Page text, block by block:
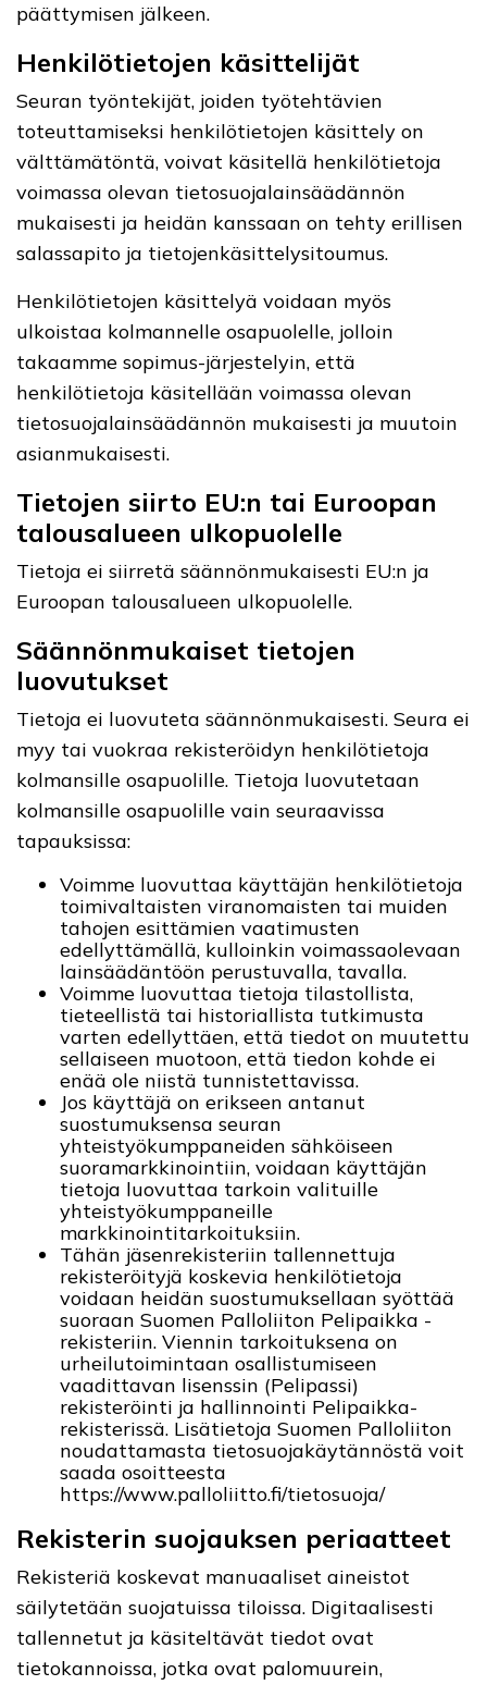
päättymisen jälkeen.
Henkilötietojen käsittelijät
Seuran työntekijät, joiden työtehtävien
toteuttamiseksi henkilötietojen käsittely on
välttämätöntä, voivat käsitellä henkilötietoja
voimassa olevan tietosuojalainsäädännön
mukaisesti ja heidän kanssaan on tehty erillisen
salassapito ja tietojenkäsittelysitoumus.
Henkilötietojen käsittelyä voidaan myös
ulkoistaa kolmannelle osapuolelle, jolloin
takaamme sopimus-järjestelyin, että
henkilötietoja käsitellään voimassa olevan
tietosuojalainsäädännön mukaisesti ja muutoin
asianmukaisesti.
Tietojen siirto EU:n tai Euroopan
talousalueen ulkopuolelle
Tietoja ei siirretä säännönmukaisesti EU:n ja
Euroopan talousalueen ulkopuolelle.
Säännönmukaiset tietojen
luovutukset
Tietoja ei luovuteta säännönmukaisesti. Seura ei
myy tai vuokraa rekisteröidyn henkilötietoja
kolmansille osapuolille. Tietoja luovutetaan
kolmansille osapuolille vain seuraavissa
tapauksissa:
Voimme luovuttaa käyttäjän henkilötietoja
toimivaltaisten viranomaisten tai muiden
tahojen esittämien vaatimusten
edellyttämällä, kulloinkin voimassaolevaan
lainsäädäntöön perustuvalla, tavalla.
Voimme luovuttaa tietoja tilastollista,
tieteellistä tai historiallista tutkimusta
varten edellyttäen, että tiedot on muutettu
sellaiseen muotoon, että tiedon kohde ei
enää ole niistä tunnistettavissa.
Jos käyttäjä on erikseen antanut
suostumuksensa seuran
yhteistyökumppaneiden sähköiseen
suoramarkkinointiin, voidaan käyttäjän
tietoja luovuttaa tarkoin valituille
yhteistyökumppaneille
markkinointitarkoituksiin.
Tähän jäsenrekisteriin tallennettuja
rekisteröityjä koskevia henkilötietoja
voidaan heidän suostumuksellaan syöttää
suoraan Suomen Palloliiton Pelipaikka -
rekisteriin. Viennin tarkoituksena on
urheilutoimintaan osallistumiseen
vaadittavan lisenssin (Pelipassi)
rekisteröinti ja hallinnointi Pelipaikka-
rekisterissä. Lisätietoja Suomen Palloliiton
noudattamasta tietosuojakäytännöstä voit
saada osoitteesta
https://www.palloliitto.fi/tietosuoja/
Rekisterin suojauksen periaatteet
Rekisteriä koskevat manuaaliset aineistot
säilytetään suojatuissa tiloissa. Digitaalisesti
tallennetut ja käsiteltävät tiedot ovat
tietokannoissa, jotka ovat palomuurein,